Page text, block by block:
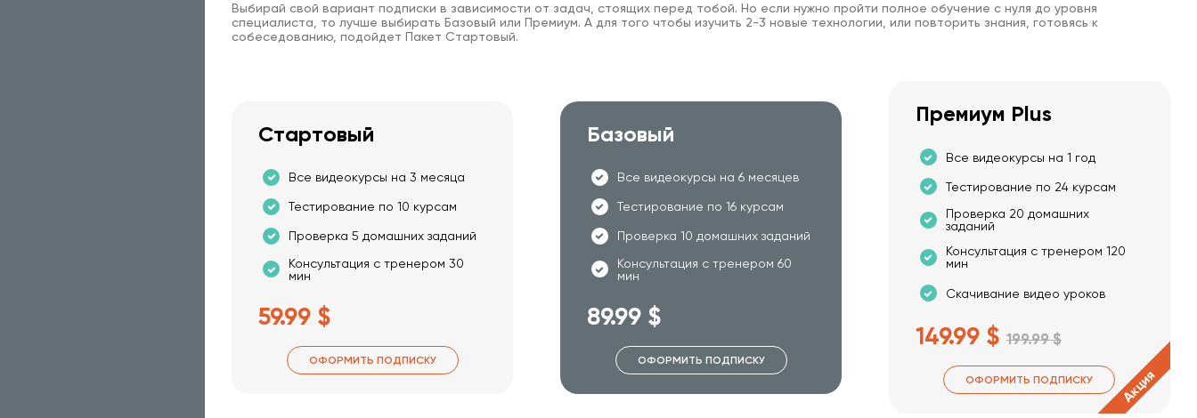
Выбирай свой вариант подписки в зависимости от задач, стоящих перед тобой. Но если нужно пройти полное обучение с нуля до уровня
специалиста, то лучше выбирать Базовый или Премиум. А для того чтобы изучить 2-3 новые технологии, или повторить знания, готовясь к
собеседованию, подойдет Пакет Стартовый.
Стартовый
Все видеокурсы на 3 месяца
Тестирование по 10 курсам
Проверка 5 домашних заданий
Консультация с тренером 30
мин
59.99 $
ОФОРМИТЬ ПОДПИСКУ
Базовый
Все видеокурсы на 6 месяцев
Тестирование по 16 курсам
Проверка 10 домашних заданий
Консультация с тренером 60
мин
89.99 $
ОФОРМИТЬ ПОДПИСКУ
Премиум Plus
Все видеокурсы на 1 год
Тестирование по 24 курсам
Проверка 20 домашних
заданий
Консультация с тренером 120
мин
Скачивание видео уроков
149.99 $ 199.99 $
ОФОРМИТЬ ПОДПИСКУ Акция